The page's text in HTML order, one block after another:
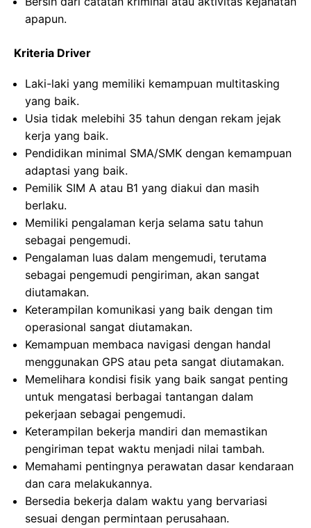
apapun.
Kriteria Driver
Laki-laki yang memiliki kemampuan multitasking
yang baik.
Usia tidak melebihi 35 tahun dengan rekam jejak
kerja yang baik.
Pendidikan minimal SMA/SMK dengan kemampuan
adaptasi yang baik.
Pemilik SIM A atau B1 yang diakui dan masih
berlaku.
Memiliki pengalaman kerja selama satu tahun
sebagai pengemudi.
Pengalaman luas dalam mengemudi, terutama
sebagai pengemudi pengiriman, akan sangat
diutamakan.
Keterampilan komunikasi yang baik dengan tim
operasional sangat diutamakan.
Kemampuan membaca navigasi dengan handal
menggunakan GPS atau peta sangat diutamakan.
Memelihara kondisi fisik yang baik sangat penting
untuk mengatasi berbagai tantangan dalam
pekerjaan sebagai pengemudi.
Keterampilan bekerja mandiri dan memastikan
pengiriman tepat waktu menjadi nilai tambah.
Memahami pentingnya perawatan dasar kendaraan
dan cara melakukannya.
Bersedia bekerja dalam waktu yang bervariasi
sesuai dengan permintaan perusahaan.